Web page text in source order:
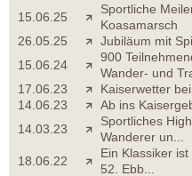
15.06.25
Sportliche
Koasamarsch
26.05.25
Jubiläum mit
15.06.24
900
Wander- und
17.06.23
Kaiserwetter
14.06.23
Ab ins
14.03.23
Sportliches
Wanderer un...
18.06.22
Ein Klassiker
52. Ebb...